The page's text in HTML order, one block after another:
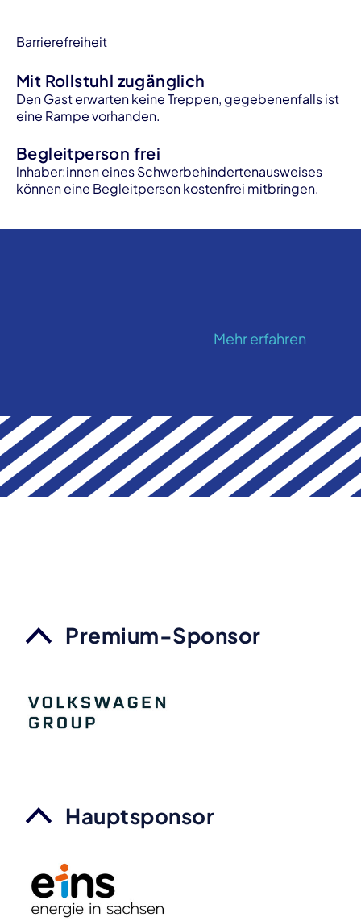
Barrierefreiheit
Mit Rollstuhl zugänglich
Den Gast erwarten keine Treppen, gegebenenfalls ist
eine Rampe vorhanden.
Begleitperson frei
lnhaber:innen eines Schwerbehindertenausweises
können eine Begleitperson kostenfrei mitbringen.
Mehr erfahren
Premium-Sponsor
Hauptsponsor